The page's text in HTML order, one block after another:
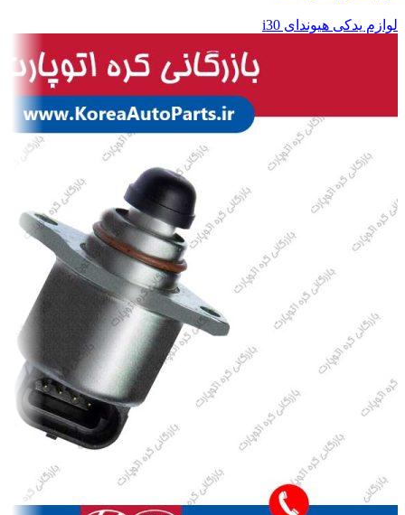
لوازم یدکی هیوندای i30